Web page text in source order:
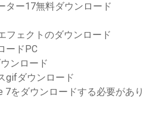
ター17無料ダウンロード
フェクトのダウンロード
ードPC
ンロード
gifダウンロード
7をダウンロードする必要があり